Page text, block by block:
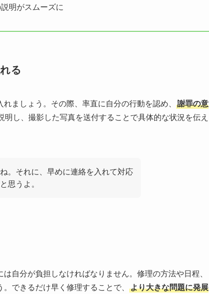
明がスムーズに
る
ましょう。その際、率直に自分の行動を認め、
謝罪の意
明し、撮影した写真を送付することで具体的な状況を伝え
。それに、早めに連絡を入れて対応
思うよ。
自分が負担しなければなりません。修理の方法や日程、
できるだけ早く修理することで、
より大きな問題に発展